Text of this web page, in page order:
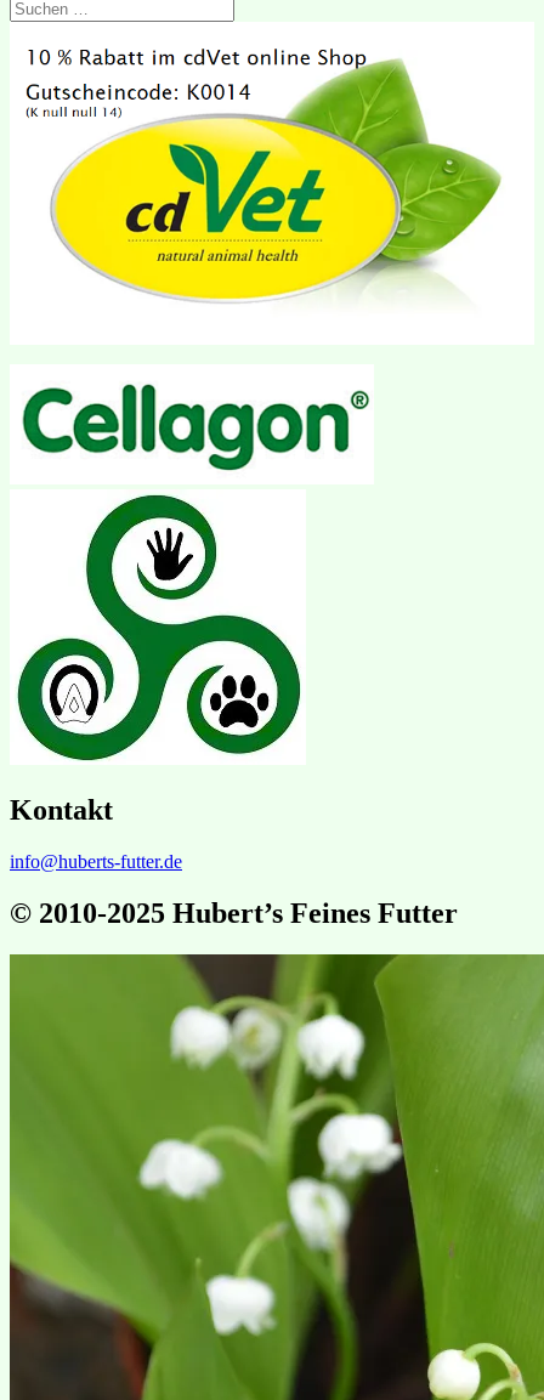
Suchen
nach:
Kontakt
info@huberts-futter.de
© 2010-2025 Hubert’s Feines Futter